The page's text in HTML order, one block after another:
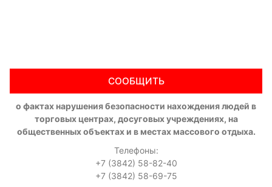
СООБЩИТЬ
о фактах нарушения безопасности нахождения людей в
торговых центрах, досуговых учреждениях, на
общественных объектах и в местах массового отдыха.
Телефоны:
+7 (3842) 58-82-40
+7 (3842) 58-69-75